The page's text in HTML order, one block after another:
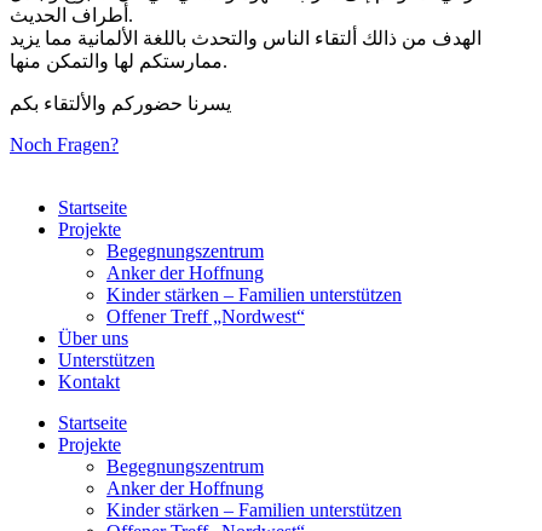
أطراف الحديث.
الهدف من ذالك ألتقاء الناس والتحدث باللغة الألمانية مما يزيد
ممارستكم لها والتمكن منها.
يسرنا حضوركم والألتقاء بكم
Noch Fragen?
Startseite
Projekte
Begegnungszentrum
Anker der Hoffnung
Kinder stärken – Familien unterstützen
Offener Treff „Nordwest“
Über uns
Unterstützen
Kontakt
Startseite
Projekte
Begegnungszentrum
Anker der Hoffnung
Kinder stärken – Familien unterstützen